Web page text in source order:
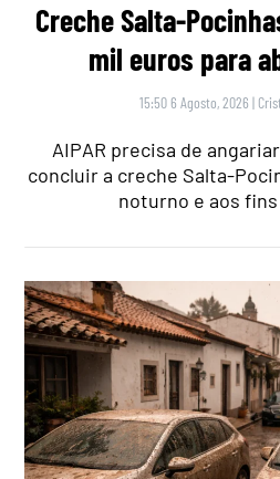
Creche Salta-
mil euros para
15:50 6 Agosto, 2026 |
AIPAR precisa de
concluir a creche Salta-
noturno e aos